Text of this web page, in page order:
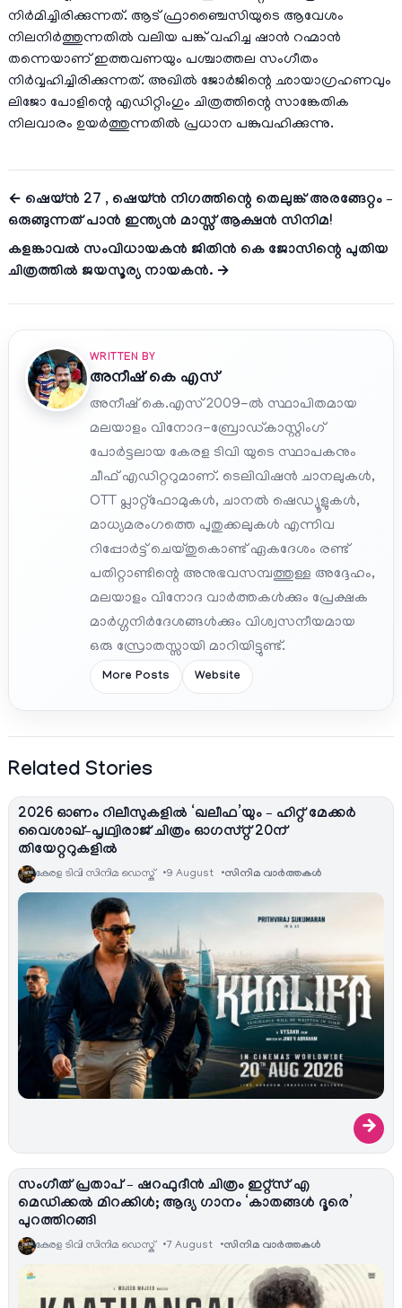
നിർമിച്ചിരിക്കുന്നത്. ആട് ഫ്രാഞ്ചൈസിയുടെ ആവേശം
നിലനിർത്തുന്നതിൽ വലിയ പങ്ക് വഹിച്ച ഷാൻ റഹ്മാൻ
തന്നെയാണ് ഇത്തവണയും പശ്ചാത്തല സംഗീതം
നിർവ്വഹിച്ചിരിക്കുന്നത്. അഖിൽ ജോർജിന്റെ ഛായാഗ്രഹണവും
ലിജോ പോളിന്റെ എഡിറ്റിംഗും ചിത്രത്തിന്റെ സാങ്കേതിക
നിലവാരം ഉയർത്തുന്നതിൽ പ്രധാന പങ്കുവഹിക്കുന്നു.
← ഷെയ്ൻ 27 , ഷെയ്ൻ നിഗത്തിന്റെ തെലുങ്ക് അരങ്ങേറ്റം –
ഒരുങ്ങുന്നത് പാൻ ഇന്ത്യൻ മാസ്സ് ആക്ഷൻ സിനിമ!
കളങ്കാവൽ സംവിധായകൻ ജിതിൻ കെ ജോസിന്റെ പുതിയ
ചിത്രത്തിൽ ജയസൂര്യ നായകൻ. →
WRITTEN BY
അനീഷ്‌ കെ എസ്
അനീഷ് കെ.എസ് 2009-ൽ സ്ഥാപിതമായ
മലയാളം വിനോദ-ബ്രോഡ്കാസ്റ്റിംഗ്
പോർട്ടലായ കേരള ടിവി യുടെ സ്ഥാപകനും
ചീഫ് എഡിറ്ററുമാണ്. ടെലിവിഷൻ ചാനലുകൾ,
OTT പ്ലാറ്റ്‌ഫോമുകൾ, ചാനൽ ഷെഡ്യൂളുകൾ,
മാധ്യമരംഗത്തെ പുതുക്കലുകൾ എന്നിവ
റിപ്പോർട്ട് ചെയ്തുകൊണ്ട് ഏകദേശം രണ്ട്
പതിറ്റാണ്ടിന്റെ അനുഭവസമ്പത്തുള്ള അദ്ദേഹം,
മലയാളം വിനോദ വാർത്തകൾക്കും പ്രേക്ഷക
മാർഗ്ഗനിർദേശങ്ങൾക്കും വിശ്വസനീയമായ
ഒരു സ്രോതസ്സായി മാറിയിട്ടുണ്ട്.
More Posts Website
Related Stories
2026 ഓണം റിലീസുകളിൽ ‘ഖലീഫ’യും – ഹിറ്റ് മേക്കർ
വൈശാഖ്–പൃഥ്വിരാജ് ചിത്രം ഓഗസ്റ്റ് 20ന്
തിയേറ്ററുകളിൽ
കേരള ടിവി സിനിമ ഡെസ്ക് 9 August സിനിമ വാര്‍ത്തകള്‍
→
സംഗീത് പ്രതാപ് – ഷറഫുദീൻ ചിത്രം ഇറ്റ്സ് എ
മെഡിക്കൽ മിറക്കിൾ; ആദ്യ ഗാനം ‘കാതങ്ങൾ ദൂരെ’
പുറത്തിറങ്ങി
കേരള ടിവി സിനിമ ഡെസ്ക് 7 August സിനിമ വാര്‍ത്തകള്‍